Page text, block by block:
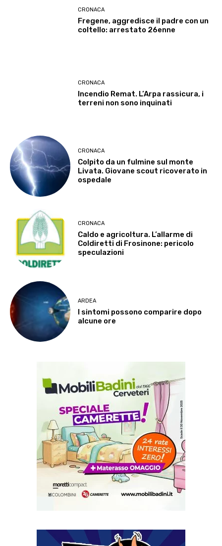
CRONACA
Fregene, aggredisce il padre con un
coltello: arrestato 26enne
CRONACA
Incendio Remat. L’Arpa rassicura, i
terreni non sono inquinati
CRONACA
Colpito da un fulmine sul monte
Livata. Giovane scout ricoverato in
ospedale
CRONACA
Caldo e agricoltura. L’allarme di
Coldiretti di Frosinone: pericolo
speculazioni
ARDEA
I sintomi possono comparire dopo
alcune ore